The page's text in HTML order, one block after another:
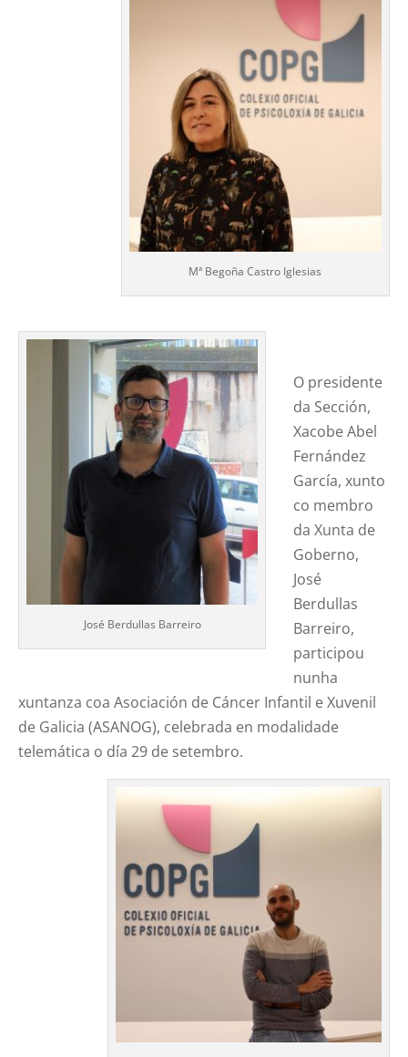
Mª Begoña Castro Iglesias
José Berdullas Barreiro
O presidente
da Sección,
Xacobe Abel
Fernández
García, xunto
co membro
da Xunta de
Goberno,
José
Berdullas
Barreiro,
participou
nunha
xuntanza coa Asociación de Cáncer Infantil e Xuvenil
de Galicia (ASANOG), celebrada en modalidade
telemática o día 29 de setembro.